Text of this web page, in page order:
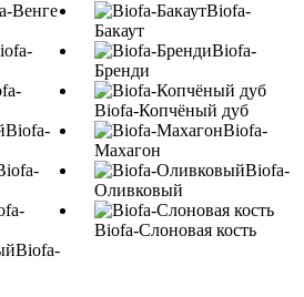
Венге
Biofa-
Бакаут
Biofa-
Бренди
Biofa-Копчёный дуб
Biofa-
Biofa-
Махагон
Biofa-
Оливковый
Biofa-Слоновая кость
Biofa-